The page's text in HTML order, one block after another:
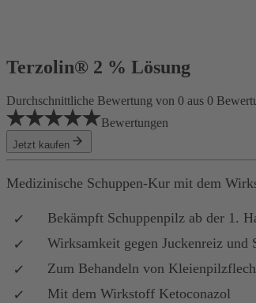
Terzolin® 2 % Lösung
Durchschnittliche Bewertung von 0 aus 0
Bewertungen
Jetzt kaufen
Medizinische Schuppen-Kur mit dem
Bekämpft Schuppenpilz ab der 1.
Wirksamkeit gegen Juckenreiz und
Zum Behandeln von
Mit dem Wirkstoff Ketoconazol